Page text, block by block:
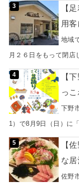
【
用
地域
月２６日をもって閉店
【
っ
下野
1）で8月9日（日）に
【
な
佐野